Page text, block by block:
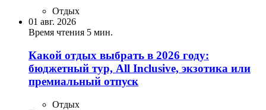
Отдых
01 авг. 2026
Время чтения 5 мин.
Какой отдых выбрать в 2026 году:
бюджетный тур, All Inclusive, экзотика или
премиальный отпуск
Отдых